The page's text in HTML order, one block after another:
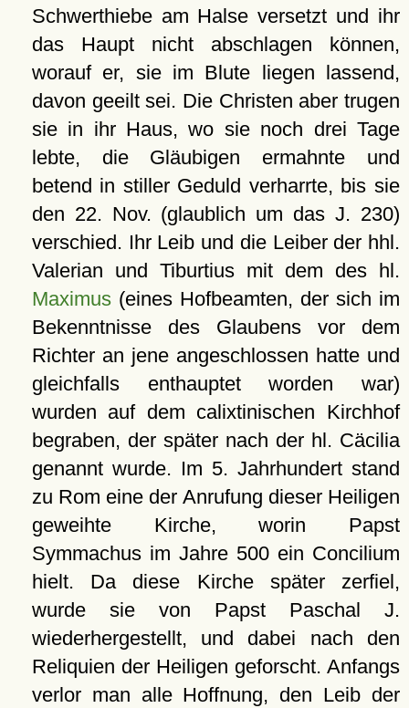
Schwerthiebe am Halse versetzt und ihr
das Haupt nicht abschlagen können,
worauf er, sie im Blute liegen lassend,
davon geeilt sei. Die Christen aber trugen
sie in ihr Haus, wo sie noch drei Tage
lebte, die Gläubigen ermahnte und
betend in stiller Geduld verharrte, bis sie
den 22. Nov. (glaublich um das J. 230)
verschied. Ihr Leib und die Leiber der hhl.
Valerian und Tiburtius mit dem des hl.
Maximus(eines Hofbeamten, der sich im
Bekenntnisse des Glaubens vor dem
Richter an jene angeschlossen hatte und
gleichfalls enthauptet worden war)
wurden auf dem calixtinischen Kirchhof
begraben, der später nach der hl. Cäcilia
genannt wurde. Im 5. Jahrhundert stand
zu Rom eine der Anrufung dieser Heiligen
geweihte Kirche, worin Papst
Symmachus im Jahre 500 ein Concilium
hielt. Da diese Kirche später zerfiel,
wurde sie von Papst Paschal J.
wiederhergestellt, und dabei nach den
Reliquien der Heiligen geforscht. Anfangs
verlor man alle Hoffnung, den Leib der